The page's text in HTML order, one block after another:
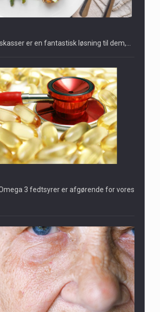
er en fantastisk løsning til dem,…
3 fedtsyrer er afgørende for vores